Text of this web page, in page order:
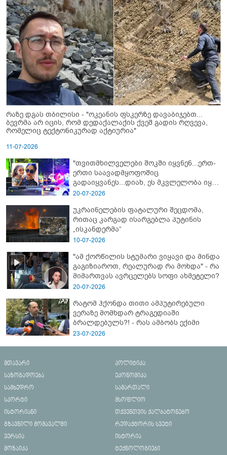
რაზე დგას თბილისი - "ოკეანის ფსკერზე დავაბიჯებთ...
ბევრმა არ იცის, რომ დედაქალაქის ქვეშ გადის რღვევა,
რომელიც ტექტონიკურად აქტიურია"
11-07-2026
"თვითმხილველები შოკში იყვნენ...ერთ-
ერთი საავადმყოფოშიც
გადაიყვანეს...დიახ, ეს მკვლელობა იყო"
- გორში დატრიალებული ტრაგედიის
20-07-2026
უკრაინელების ფატალური შეცდომა,
რითაც კარგად ისარგებლა პუტინის
„ისკანდერმა“
10-07-2026
"ამ ქორწილის სტუმარი ვიყავი და მინდა
გაგიზიაროთ, რეალურად რა მოხდა" - რა
მიმართვას ავრცელებს სოფი ახმეტელი?
20-07-2026
რატომ ჰქონდა თითი ამპუტირებული
ვერაზე მომხდარ ტრაგედიაში
ბრალდებულს?! - რას ამბობს ექიმი
23-07-2026
მთავარი
პოლიტიკა
საზოგადოება
ეკონომიკა
სამხედრო
სამართალი
სპორტი
მსოფლიო
ისტორიანი
თქვენთვის ქალბატონებო
გზავნილი მომავალში
რედაქტორის სვეტი
ვერსია
ისტორია
მოზაიკა
ტექნოლოგიები